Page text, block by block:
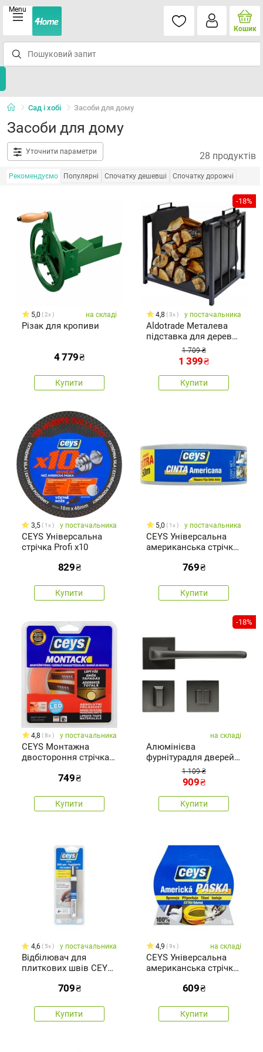
Menu
Кошик
Сад і хобі Засоби для дому
Засоби для дому
Уточнити параметри 28 продуктів
Рекомендуємо Популярні Спочатку дешевші Спочатку дорожчі
5,0 2x на складі
Різак для кропиви
4 779₴
Купити
-18%
4,8 3x у постачальника
Aldotrade Металева
підставка для дерева
з сумкою для
перенесення, 51 x 37 x
1 709 ₴
1 399₴
Купити
3,5 1x у постачальника
CEYS Універсальна
стрічка Profi x10
829₴
Купити
5,0 1x у постачальника
CEYS Універсальна
американська стрічка
769₴
Купити
4,8 8x у постачальника
CEYS Монтажна
двостороння стрічка
749₴
Купити
-18%
на складі
Алюмінієва
фурнітурадля дверей
RK.C36.CORTINA.WC.ANT
1 109 ₴
909₴
Купити
4,6 5x у постачальника
Відбілювач для
плиткових швів CEYS,
709₴
Купити
4,9 9x на складі
CEYS Універсальна
американська стрічка
609₴
Купити